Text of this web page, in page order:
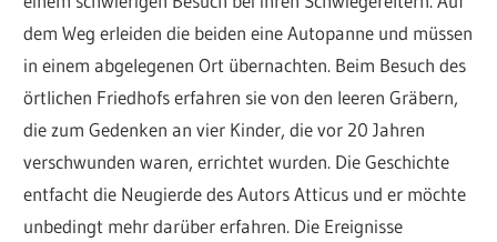
dem Weg erleiden die beiden eine Autopanne und müssen
in einem abgelegenen Ort übernachten. Beim Besuch des
örtlichen Friedhofs erfahren sie von den leeren Gräbern,
die zum Gedenken an vier Kinder, die vor 20 Jahren
verschwunden waren, errichtet wurden. Die Geschichte
entfacht die Neugierde des Autors Atticus und er möchte
unbedingt mehr darüber erfahren. Die Ereignisse